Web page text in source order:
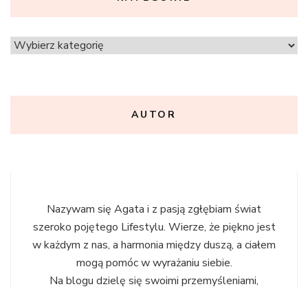
Kategorie
AUTOR
Nazywam się Agata i z pasją zgłębiam świat
szeroko pojętego Lifestylu. Wierze, że piękno jest
w każdym z nas, a harmonia między duszą, a ciałem
mogą pomóc w wyrażaniu siebie.
Na blogu dzielę się swoimi przemyśleniami,